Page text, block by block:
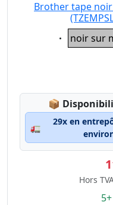
Brother tape
Eigenschaft:
noir sur
📦
🚛
29x en
Hors